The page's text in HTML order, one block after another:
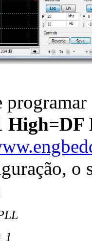
High=DF
o
1